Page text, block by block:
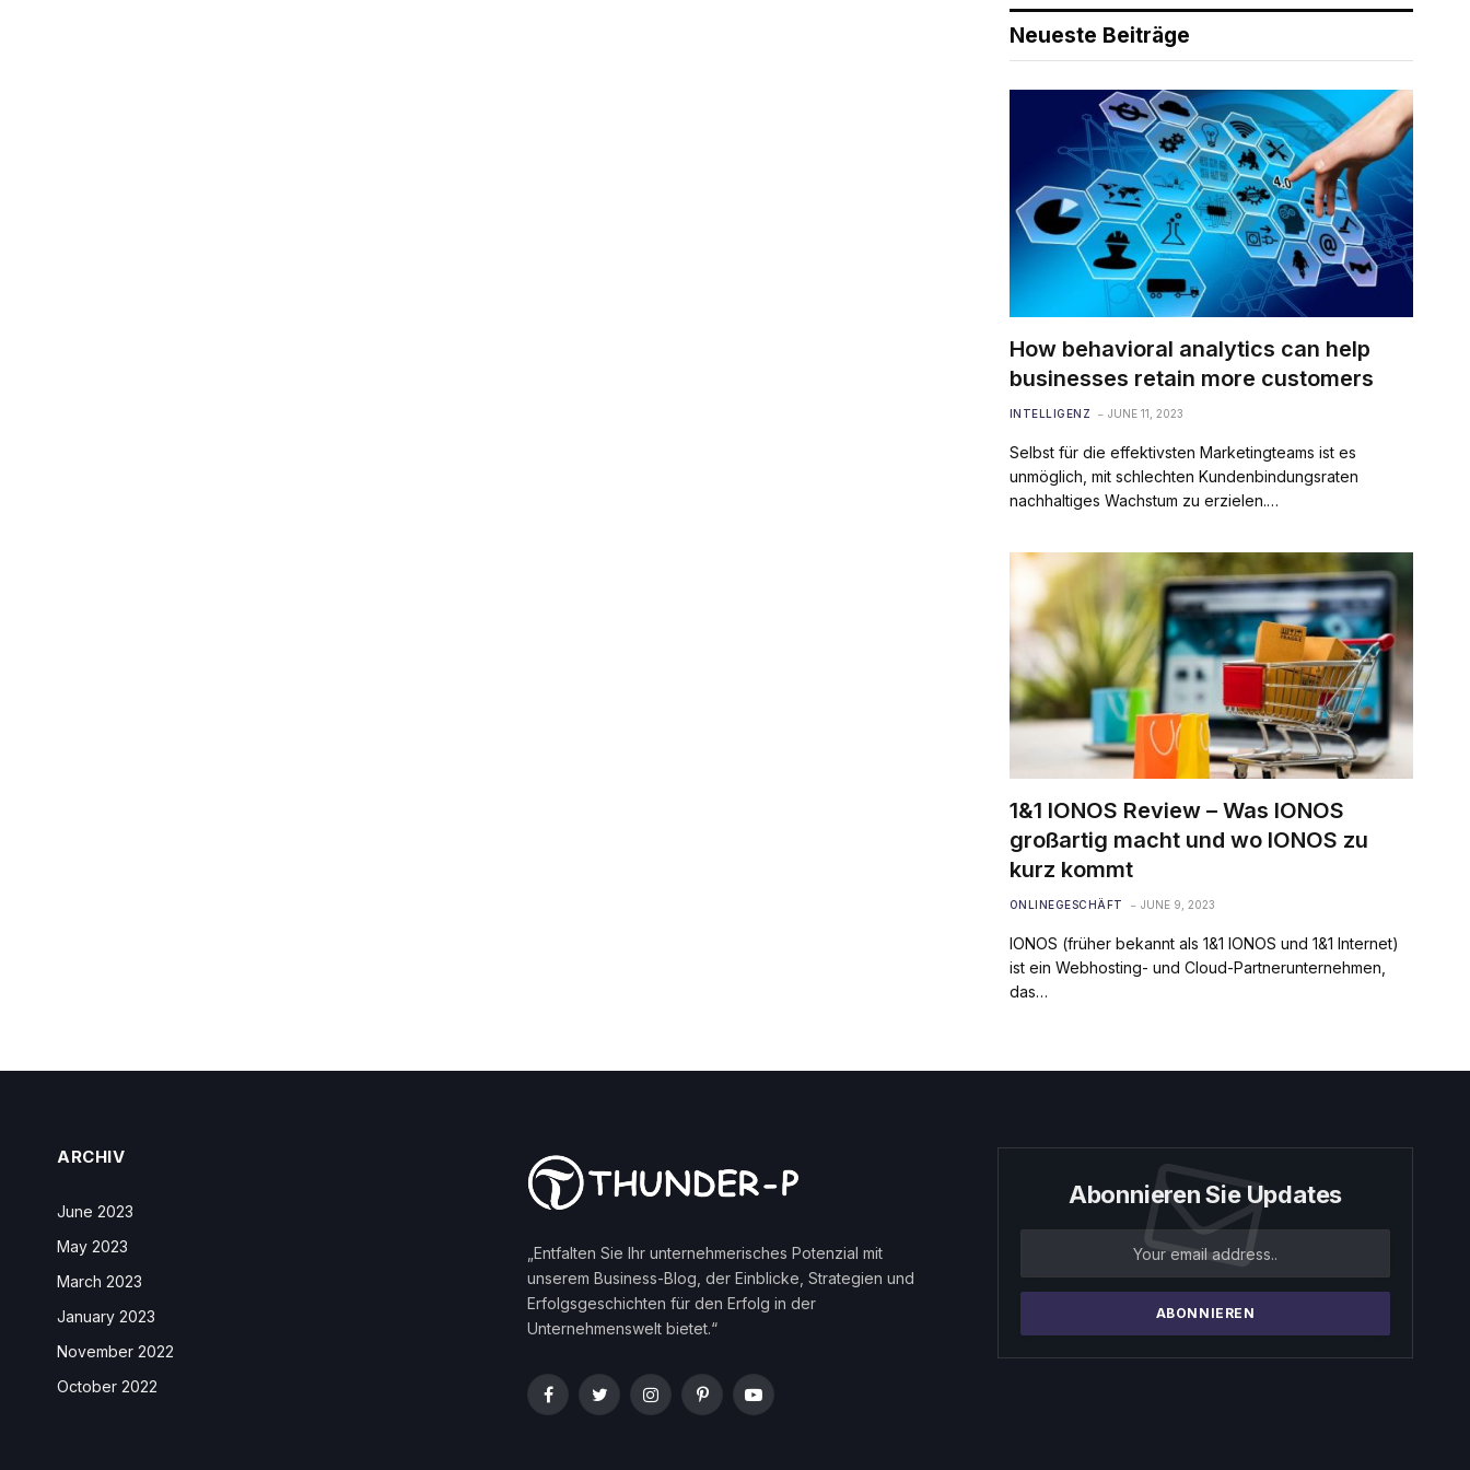
Neueste Beiträge
How behavioral analytics can help
businesses retain more customers
INTELLIGENZ JUNE 11, 2023
Selbst für die effektivsten Marketingteams ist es
unmöglich, mit schlechten Kundenbindungsraten
nachhaltiges Wachstum zu erzielen.…
1&1 IONOS Review – Was IONOS
großartig macht und wo IONOS zu
kurz kommt
ONLINEGESCHÄFT JUNE 9, 2023
IONOS (früher bekannt als 1&1 IONOS und 1&1 Internet)
ist ein Webhosting- und Cloud-Partnerunternehmen,
das…
ARCHIV
June 2023
May 2023
March 2023
January 2023
November 2022
October 2022
„Entfalten Sie Ihr unternehmerisches Potenzial mit
unserem Business-Blog, der Einblicke, Strategien und
Erfolgsgeschichten für den Erfolg in der
Unternehmenswelt bietet.“
FacebookTwitterInstagramPinterestYouTube
Abonnieren Sie Updates